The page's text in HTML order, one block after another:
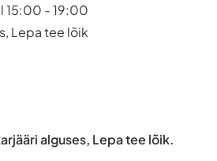
15:00 - 19:00
Lepa tee lõik
alguses, Lepa tee lõik.